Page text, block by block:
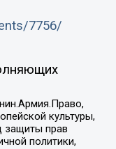
7756/
культуры,
защиты прав
политики,